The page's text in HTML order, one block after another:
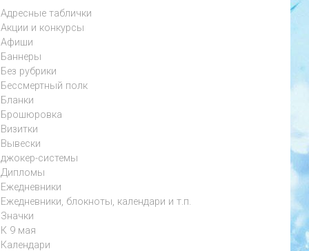
Адресные таблички
Акции и конкурсы
Афиши
Баннеры
Без рубрики
Бессмертный полк
Бланки
Брошюровка
Визитки
Вывески
джокер-системы
Дипломы
Ежедневники
Ежедневники, блокноты, календари и т.п.
Значки
К 9 мая
Календари